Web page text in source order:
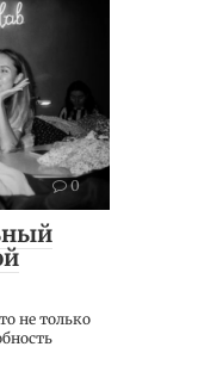
0
не только